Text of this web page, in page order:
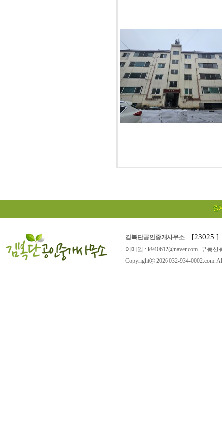
김복단공인중개사무소 [23025 ]
이메일 : k940612@naver.com 부동
Copyrightⓒ 2026 032-934-0002.com.